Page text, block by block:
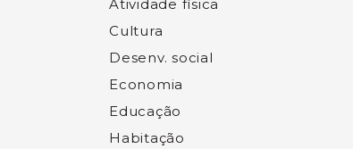
Atividade física
Cultura
Desenv. social
Economia
Educação
Habitação